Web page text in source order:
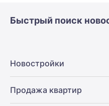
Быстрый поиск
Новостройки
Продажа квартир